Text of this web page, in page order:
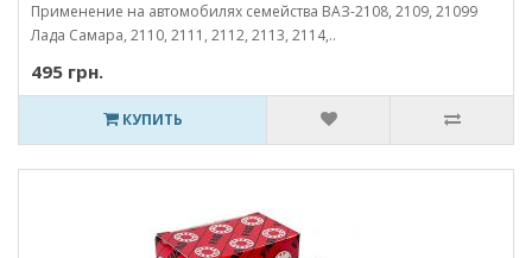
Применение на автомобилях семейства ВАЗ-2108, 2109, 21099
Лада Самара, 2110, 2111, 2112, 2113, 2114,..
495 грн.
КУПИТЬ